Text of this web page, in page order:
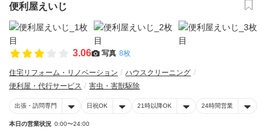
便利屋えいじ
3.06 写真 8枚
住宅リフォーム・リノベーション
ハウスクリーニング
便利屋・代行サービス
害虫・害獣駆除
出張・訪問専門 日祝OK 21時以降OK 24時間営業
本日の営業状況 0:00〜24:00